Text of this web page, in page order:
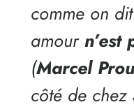
comme on
amourn’est
(Marcel
côté de chez